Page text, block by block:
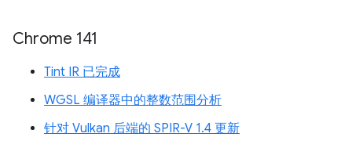
Chrome 141
Tint IR 已完成
WGSL 编译器中的整数范围分析
针对 Vulkan 后端的 SPIR-V 1.4 更新